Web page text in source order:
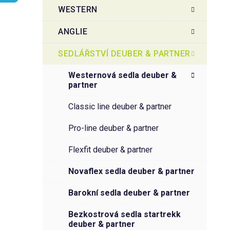
n
í
WESTERN
ANGLIE
SEDLÁŘSTVÍ DEUBER & PARTNER
westernová sedla deuber &
partner
classic line deuber & partner
pro-line deuber & partner
flexfit deuber & partner
novaflex sedla deuber & partner
barokní sedla deuber & partner
bezkostrová sedla startrekk
deuber & partner